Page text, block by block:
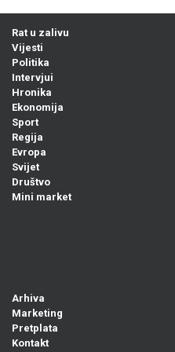
Rat u zalivu
Vijesti
Politika
Intervjui
Hronika
Ekonomija
Sport
Regija
Evropa
Svijet
Društvo
Mini market
Arhiva
Marketing
Pretplata
Kontakt